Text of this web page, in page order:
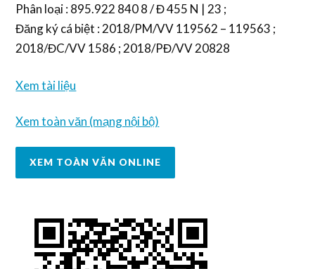
Phân loại : 895.922 840 8 / Đ 455 N | 23 ;
Đăng ký cá biệt : 2018/PM/VV 119562 – 119563 ;
2018/ĐC/VV 1586 ; 2018/PĐ/VV 20828
Xem tài liệu
Xem toàn văn (mạng nội bộ)
XEM TOÀN VĂN ONLINE